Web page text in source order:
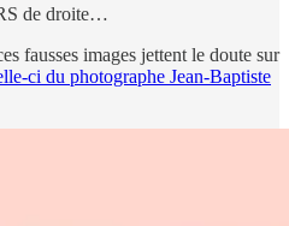
de droite…
fausses images jettent le doute sur
ci du photographe Jean-Baptiste